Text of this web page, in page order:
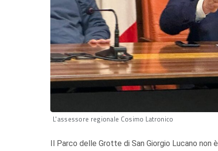
L'assessore regionale Cosimo Latronico
Il Parco delle Grotte di San Giorgio Lucano non